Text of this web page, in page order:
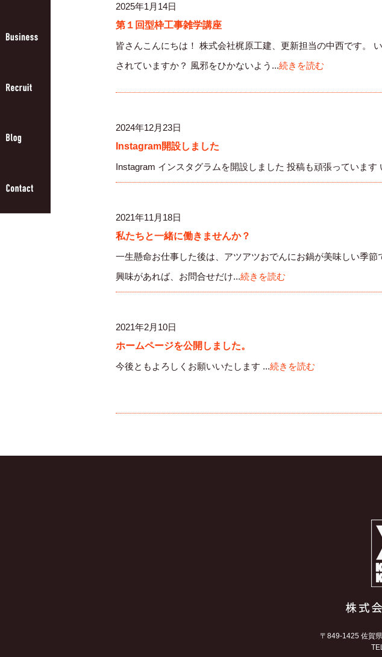
2025年1月14日
第１回型枠工事雑学講座
皆さんこんにちは！ 株式会社梶原工建、更新担当の中西です。
されていますか？ 風邪をひかないよう...続きを読む
2024年12月23日
Instagram開設しました
Instagram インスタグラムを開設しました 投稿も頑張っていま
2021年11月18日
私たちと一緒に働きませんか？
一生懸命お仕事した後は、アツアツおでんにお鍋が美味しい季
興味があれば、お問合せだけ...続きを読む
2021年2月10日
ホームページを公開しました。
今後ともよろしくお願いいたします ...続きを読む
〒849-1425 佐賀